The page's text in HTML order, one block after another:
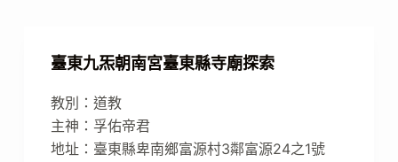
臺東九炁朝南宮臺東縣寺廟探索
教別：道教
主神：孚佑帝君
地址：臺東縣卑南鄉富源村3鄰富源24之1號